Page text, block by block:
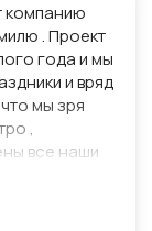
компанию
. Проект
года и мы
и вряд
мы зря
,
все наши
это